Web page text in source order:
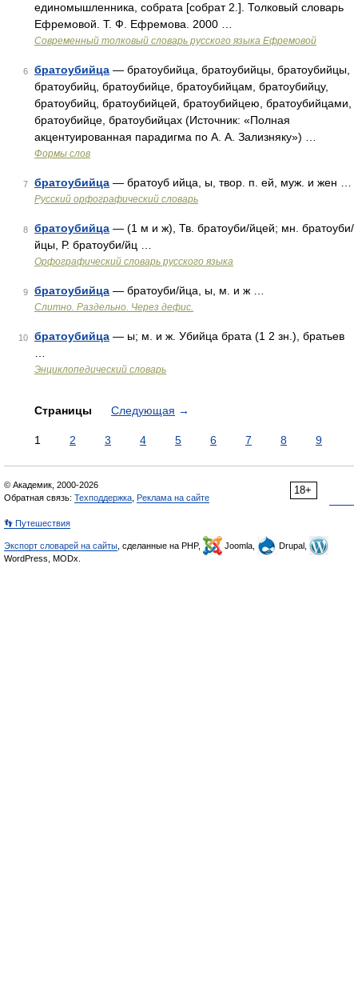
единомышленника, собрата [собрат 2.]. Толковый словарь
Ефремовой. Т. Ф. Ефремова. 2000 …
Современный толковый словарь русского языка Ефремовой
6 братоубийца — братоубийца, братоубийцы, братоубийцы,
братоубийц, братоубийце, братоубийцам, братоубийцу,
братоубийц, братоубийцей, братоубийцею, братоубийцами,
братоубийце, братоубийцах (Источник: «Полная
акцентуированная парадигма по А. А. Зализняку») …
Формы слов
7 братоубийца — братоуб ийца, ы, твор. п. ей, муж. и жен …
Русский орфографический словарь
8 братоубийца — (1 м и ж), Тв. братоуби/йцей; мн. братоуби/
йцы, Р. братоуби/йц …
Орфографический словарь русского языка
9 братоубийца — братоуби/йца, ы, м. и ж …
Слитно. Раздельно. Через дефис.
10 братоубийца — ы; м. и ж. Убийца брата (1 2 зн.), братьев
Энциклопедический словарь
Страницы Следующая →
1 2 3 4 5 6 7 8 9
18+
© Академик, 2000-2026
Обратная связь: Техподдержка Реклама на сайте
👣 Путешествия
Экспорт словарей на сайты , сделанные на PHP, Joomla,
Drupal,
WordPress, MODx.